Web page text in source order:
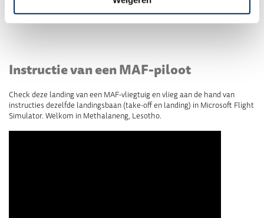
gelijk even binnen bij de vliegschool!
Instructie van een MAF-piloot
Check deze landing van een MAF-vliegtuig en vlieg aan de hand van
instructies dezelfde landingsbaan (take-off en landing) in Microsoft Flight
Simulator. Welkom in Methalaneng, Lesotho.